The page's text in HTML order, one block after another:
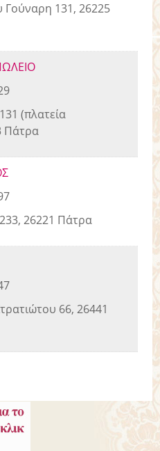
Γούναρη 131, 26225
(πλατεία
Πάτρα
26221 Πάτρα
66, 26441